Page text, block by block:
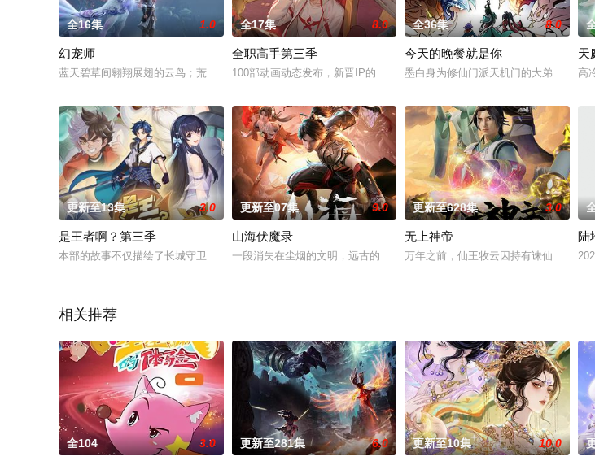
全16集 1.0
幻宠师
蓝天碧草间翱翔展翅的云鸟；荒原戈壁上桀骜狂野的血怖狼。月光丛林下穿梭绰影的夜梦兽，混沌雷冠精灵，凌
全17集 8.0
全职高手第三季
100部动画动态发布，新晋IP的神秘面纱终将揭晓！续作新片再出新动态，万
全36集 8.0
今天的晚餐就是你
墨白身为修仙门派天机门的大弟子，天
天
高
更新至13集 3.0
是王者啊？第三季
本部的故事不仅描绘了长城守卫军以及都护府的日常生活，还从不同阵营角色的视角来展现云中漠地的生活场景。
更新至07集 9.0
山海伏魔录
一段消失在尘烟的文明，远古的大佬们谋求着各自的成皇之路。一颗本为棋
更新至628集 3.0
无上神帝
万年之前，仙王牧云因持有诛仙图而遭
陆
相关推荐
全104 3.0 更新至281集 6.0 更新至10集 10.0